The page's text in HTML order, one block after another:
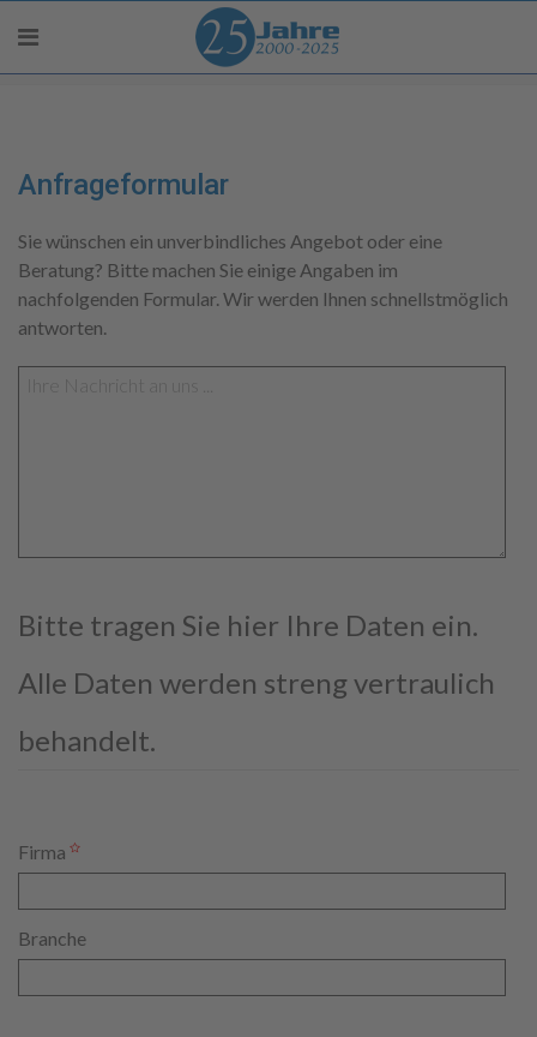
Anfrageformular
Sie wünschen ein unverbindliches Angebot oder eine
Beratung? Bitte machen Sie einige Angaben im
nachfolgenden Formular. Wir werden Ihnen schnellstmöglich
antworten.
Bitte tragen Sie hier Ihre Daten ein.
Alle Daten werden streng vertraulich
behandelt.
Firma
Branche